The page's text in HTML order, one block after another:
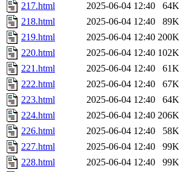
217.html
2025-06-04 12:40
64K
218.html
2025-06-04 12:40
89K
219.html
2025-06-04 12:40 200K
220.html
2025-06-04 12:40 102K
221.html
2025-06-04 12:40
61K
222.html
2025-06-04 12:40
67K
223.html
2025-06-04 12:40
64K
224.html
2025-06-04 12:40 206K
226.html
2025-06-04 12:40
58K
227.html
2025-06-04 12:40
99K
228.html
2025-06-04 12:40
99K